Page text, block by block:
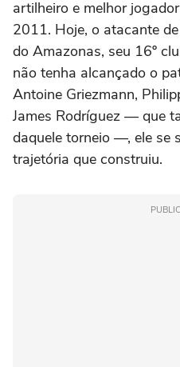
artilheiro e melhor
2011. Hoje, o atacante
do Amazonas, seu 16º
não tenha alcançado o
Antoine Griezmann,
James Rodríguez — que
daquele torneio —, ele se
trajetória que construiu.